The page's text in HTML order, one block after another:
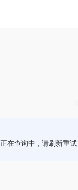
正在查询中，请刷新重试